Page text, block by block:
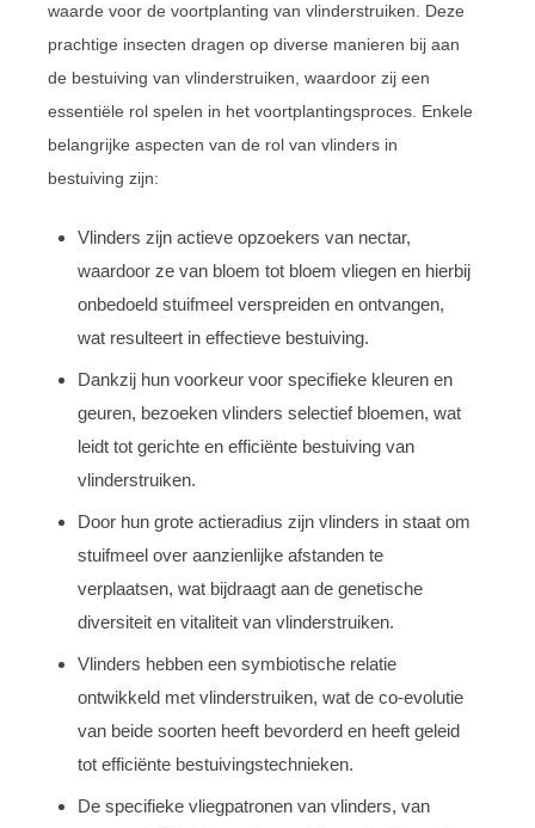
waarde voor de voortplanting van vlinderstruiken. Deze
prachtige insecten dragen op diverse manieren bij aan
de bestuiving van vlinderstruiken, waardoor zij een
essentiële rol spelen in het voortplantingsproces. Enkele
belangrijke aspecten van de rol van vlinders in
bestuiving zijn:
Vlinders zijn actieve opzoekers van nectar,
waardoor ze van bloem tot bloem vliegen en hierbij
onbedoeld stuifmeel verspreiden en ontvangen,
wat resulteert in effectieve bestuiving.
Dankzij hun voorkeur voor specifieke kleuren en
geuren, bezoeken vlinders selectief bloemen, wat
leidt tot gerichte en efficiënte bestuiving van
vlinderstruiken.
Door hun grote actieradius zijn vlinders in staat om
stuifmeel over aanzienlijke afstanden te
verplaatsen, wat bijdraagt aan de genetische
diversiteit en vitaliteit van vlinderstruiken.
Vlinders hebben een symbiotische relatie
ontwikkeld met vlinderstruiken, wat de co-evolutie
van beide soorten heeft bevorderd en heeft geleid
tot efficiënte bestuivingstechnieken.
De specifieke vliegpatronen van vlinders, van